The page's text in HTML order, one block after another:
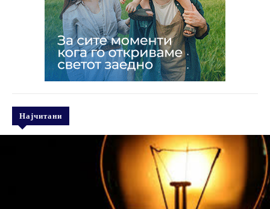
Најчитани